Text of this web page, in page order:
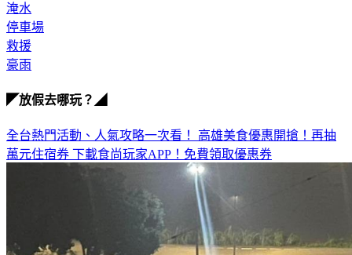
淹水
停車場
救援
豪雨
◤放假去哪玩？◢
全台熱門活動、人氣攻略一次看！ 高雄美食優惠開搶！再抽
萬元住宿券 下載食尚玩家APP！免費領取優惠券